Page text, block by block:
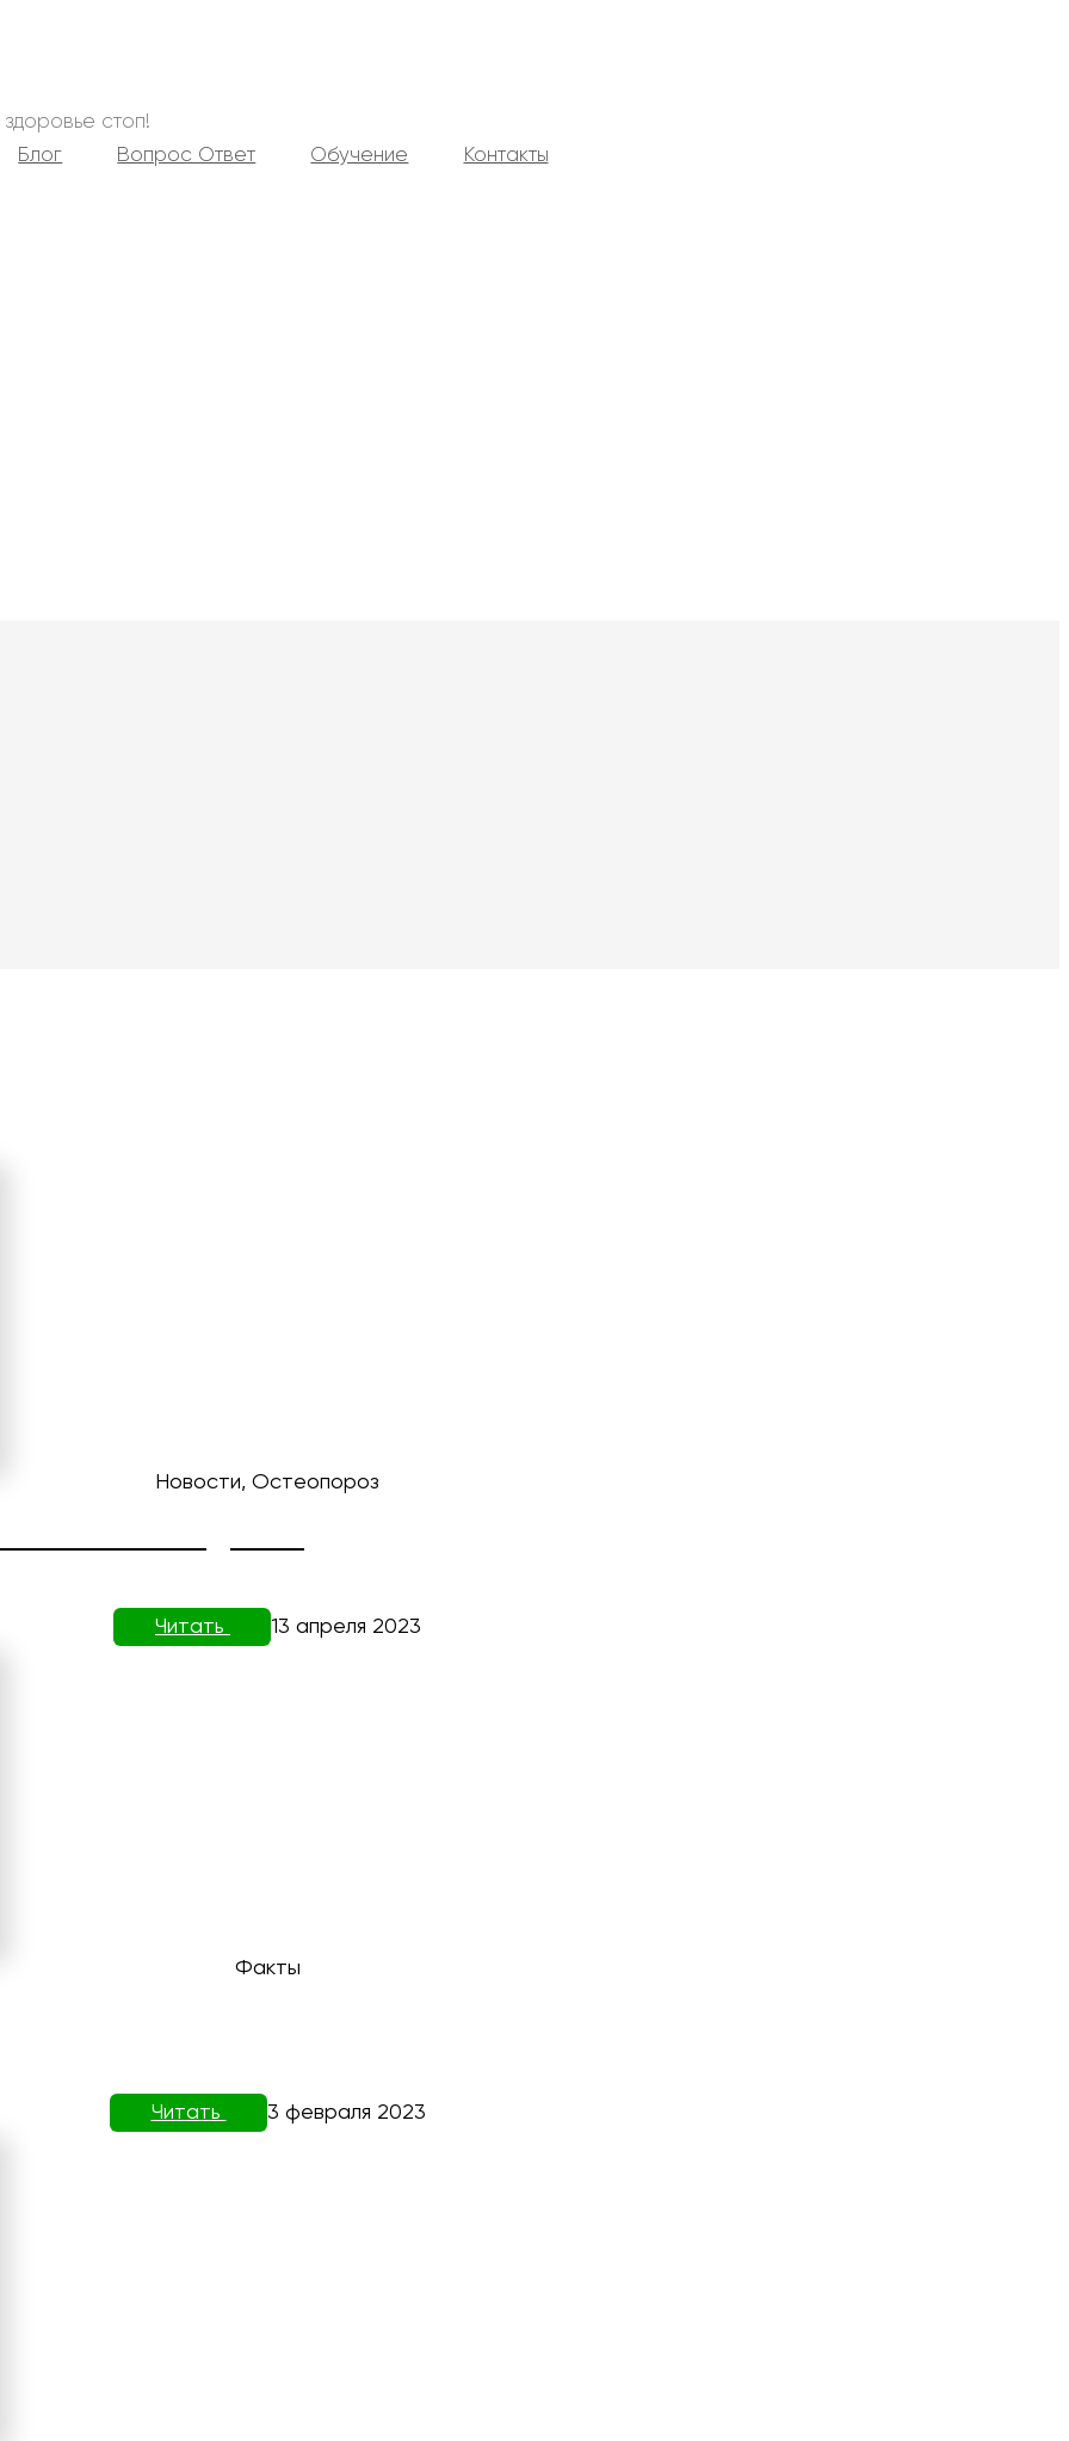
стоп!
Блог Вопрос Ответ Обучение Контакты
Новости, Остеопороз
Читать 13 апреля 2023
Факты
Читать 3 февраля 2023